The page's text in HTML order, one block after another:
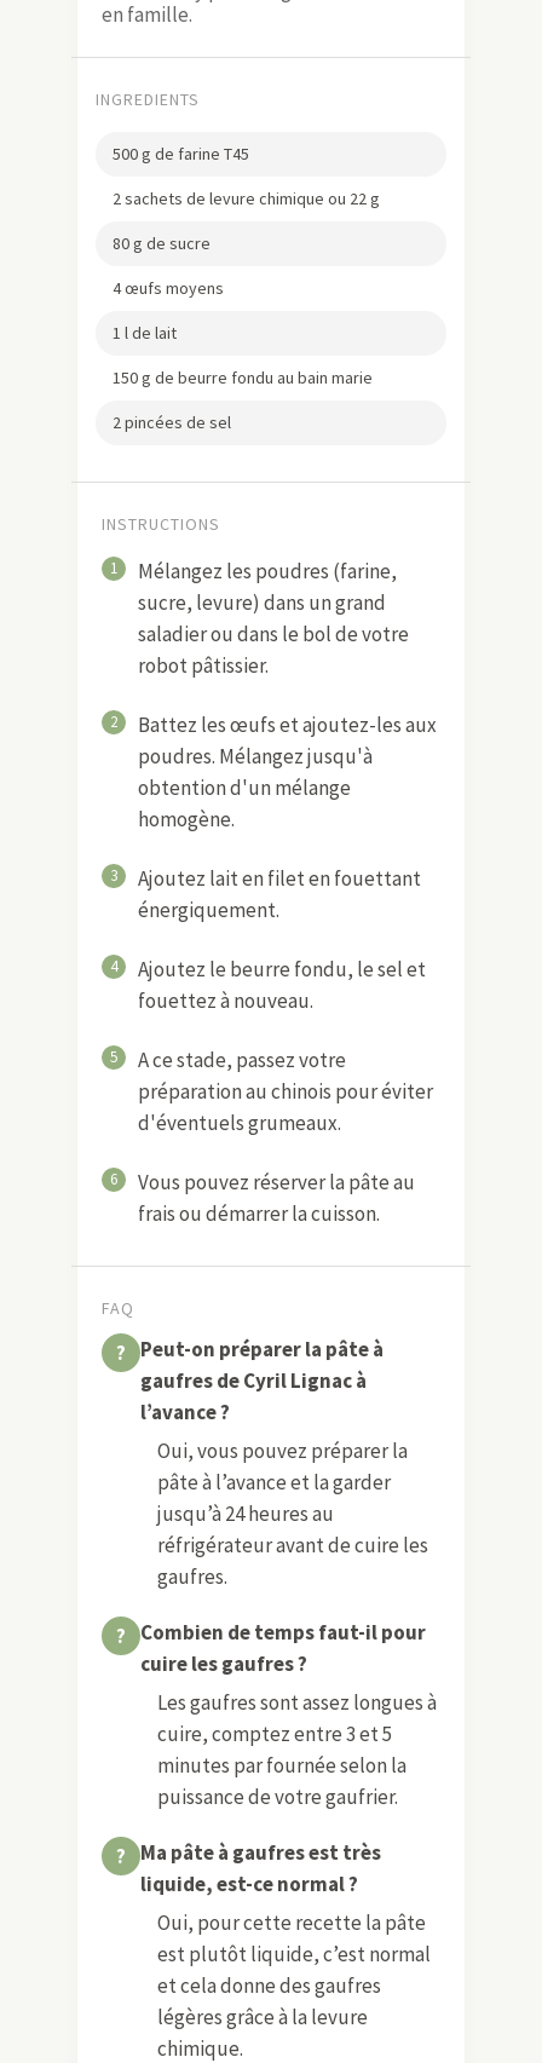
en famille.
INGREDIENTS
500 g de farine T45
2 sachets de levure chimique ou 22 g
80 g de sucre
4 œufs moyens
1 l de lait
150 g de beurre fondu au bain marie
2 pincées de sel
INSTRUCTIONS
1
Mélangez les poudres (farine,
sucre, levure) dans un grand
saladier ou dans le bol de votre
robot pâtissier.
2
Battez les œufs et ajoutez-les aux
poudres. Mélangez jusqu'à
obtention d'un mélange
homogène.
3
Ajoutez lait en filet en fouettant
énergiquement.
4
Ajoutez le beurre fondu, le sel et
fouettez à nouveau.
5
A ce stade, passez votre
préparation au chinois pour éviter
d'éventuels grumeaux.
6
Vous pouvez réserver la pâte au
frais ou démarrer la cuisson.
FAQ
Peut-on préparer la pâte à
gaufres de Cyril Lignac à
l’avance ?
Oui, vous pouvez préparer la
pâte à l’avance et la garder
jusqu’à 24 heures au
réfrigérateur avant de cuire les
gaufres.
Combien de temps faut-il pour
cuire les gaufres ?
Les gaufres sont assez longues à
cuire, comptez entre 3 et 5
minutes par fournée selon la
puissance de votre gaufrier.
Ma pâte à gaufres est très
liquide, est-ce normal ?
Oui, pour cette recette la pâte
est plutôt liquide, c’est normal
et cela donne des gaufres
légères grâce à la levure
chimique.